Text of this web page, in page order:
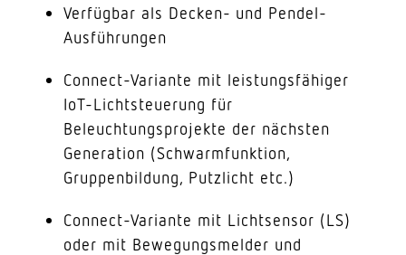
Verfügbar als Decken- und Pendel-
Ausführungen
Connect-Variante mit leistungsfähiger
IoT-Lichtsteuerung für
Beleuchtungsprojekte der nächsten
Generation (Schwarmfunktion,
Gruppenbildung, Putzlicht etc.)
Connect-Variante mit Lichtsensor (LS)
oder mit Bewegungsmelder und